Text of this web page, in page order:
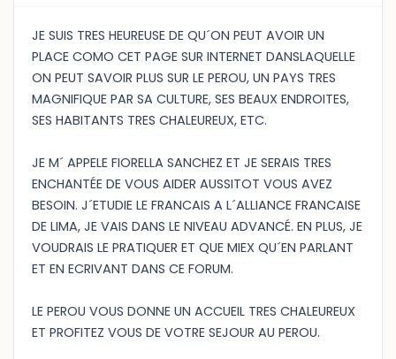
JE SUIS TRES HEUREUSE DE QU´ON PEUT AVOIR UN
PLACE COMO CET PAGE SUR INTERNET DANSLAQUELLE
ON PEUT SAVOIR PLUS SUR LE PEROU, UN PAYS TRES
MAGNIFIQUE PAR SA CULTURE, SES BEAUX ENDROITES,
SES HABITANTS TRES CHALEUREUX, ETC.
JE M´ APPELE FIORELLA SANCHEZ ET JE SERAIS TRES
ENCHANTÉE DE VOUS AIDER AUSSITOT VOUS AVEZ
BESOIN. J´ETUDIE LE FRANCAIS A L´ALLIANCE FRANCAISE
DE LIMA, JE VAIS DANS LE NIVEAU ADVANCÉ. EN PLUS, JE
VOUDRAIS LE PRATIQUER ET QUE MIEX QU´EN PARLANT
ET EN ECRIVANT DANS CE FORUM.
LE PEROU VOUS DONNE UN ACCUEIL TRES CHALEUREUX
ET PROFITEZ VOUS DE VOTRE SEJOUR AU PEROU.